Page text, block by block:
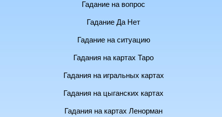
Гадание на вопрос
Гадание Да Нет
Гадание на ситуацию
Гадания на картах Таро
Гадания на игральных картах
Гадания на цыганских картах
Гадания на картах Ленорман